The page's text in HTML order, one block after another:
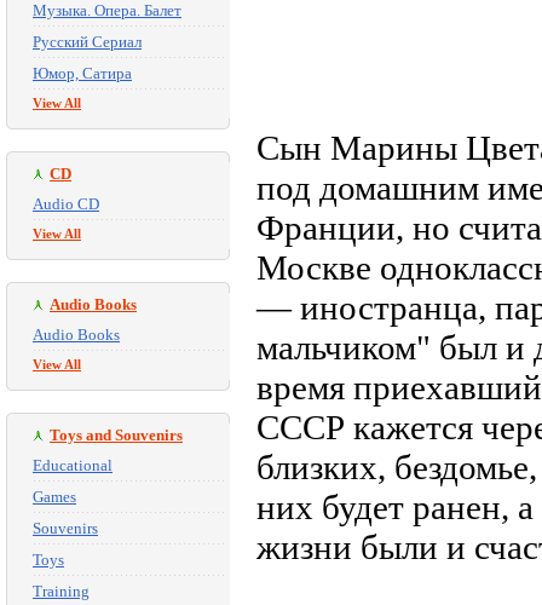
Музыка. Опера. Балет
Русский Сериал
Юмор, Сатира
View All
CD
Audio CD
View All
Audio Books
Audio Books
View All
Toys and Souvenirs
Educational
Games
Souvenirs
Toys
Training
Сын Марины
под домашним
Франции, но
Москве
— иностранца,
мальчиком" был и
время
СССР кажется
близких,
них будет ранен,
жизни были и